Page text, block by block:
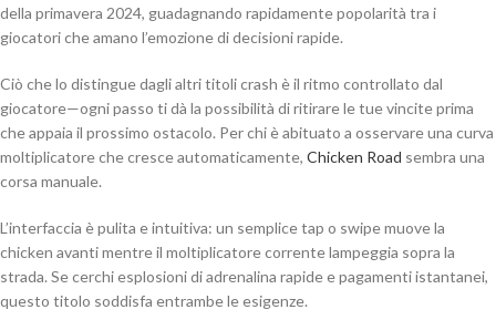
della primavera 2024, guadagnando rapidamente popolarità tra i
giocatori che amano l’emozione di decisioni rapide.
Ciò che lo distingue dagli altri titoli crash è il ritmo controllato dal
giocatore—ogni passo ti dà la possibilità di ritirare le tue vincite prima
che appaia il prossimo ostacolo. Per chi è abituato a osservare una curva
moltiplicatore che cresce automaticamente, Chicken Road sembra una
corsa manuale.
L’interfaccia è pulita e intuitiva: un semplice tap o swipe muove la
chicken avanti mentre il moltiplicatore corrente lampeggia sopra la
strada. Se cerchi esplosioni di adrenalina rapide e pagamenti istantanei,
questo titolo soddisfa entrambe le esigenze.